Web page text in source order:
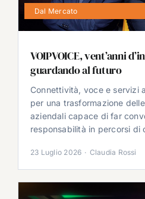
Dal Mercato
VOIPVOICE, vent’anni
guardando al futuro
Connettività, voce e servizi
per una trasformazione
aziendali capace di far
responsabilità in percorsi di
23 Luglio 2026 · Claudia Rossi